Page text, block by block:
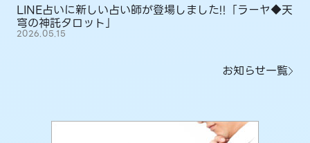
LINE占いに新しい占い師が登場しました!!「ラーヤ◆天
穹の神託タロット」
2026.05.15
お知らせ一覧